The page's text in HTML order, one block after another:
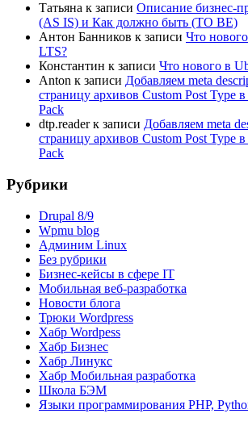
Татьяна к записи Описание бизнес-
(AS IS) и Как должно быть (TO BE)
Антон Банников к записи Что
LTS?
Константин к записи Что нового в
Anton к записи Добавляем meta
страницу архивов Custom Post Type
Pack
dtp.readerк записи Добавляем meta
страницу архивов Custom Post Type
Pack
Рубрики
Drupal 8/9
Wpmu blog
Админим Linux
Без рубрики
Бизнес-кейсы в сфере IT
Мобильная веб-разработка
Новости блога
Трюки Wordpress
Хабр Wordpess
Хабр Бизнес
Хабр Линукс
Хабр Мобильная разработка
Школа БЭМ
Языки программирования PHP,